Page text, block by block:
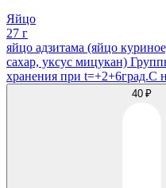
Яйцо
27 г
яйцо адзитама (яйцо
сахар, уксус мицукан)
хранения при t=+2+6град.С
40 ₽